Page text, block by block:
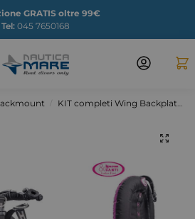
GRATIS oltre 99€
Tel: 045 7650168
KIT completi Wing Backplate